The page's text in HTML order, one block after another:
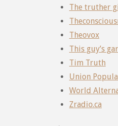
The truther
Theovox
This guy’s
Tim Truth
Union
World
Zradio.ca